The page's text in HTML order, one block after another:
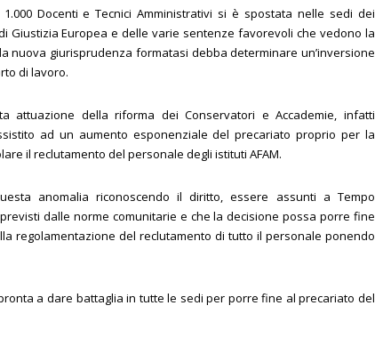
Docenti e Tecnici Amministrativi si è spostata nelle sedi dei
Giustizia Europea e delle varie sentenze favorevoli che vedono la
nuova giurisprudenza formatasi debba determinare un’inversione
di lavoro.
attuazione della riforma dei Conservatori e Accademie, infatti
ad un aumento esponenziale del precariato proprio per la
il reclutamento del personale degli istituti AFAM.
anomalia riconoscendo il diritto, essere assunti a Tempo
dalle norme comunitarie e che la decisione possa porre fine
regolamentazione del reclutamento di tutto il personale ponendo
a dare battaglia in tutte le sedi per porre fine al precariato del